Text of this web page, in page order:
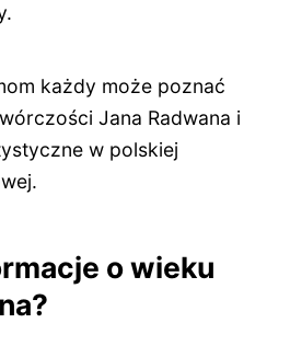
każdy może poznać
Jana Radwana i
w polskiej
o wieku